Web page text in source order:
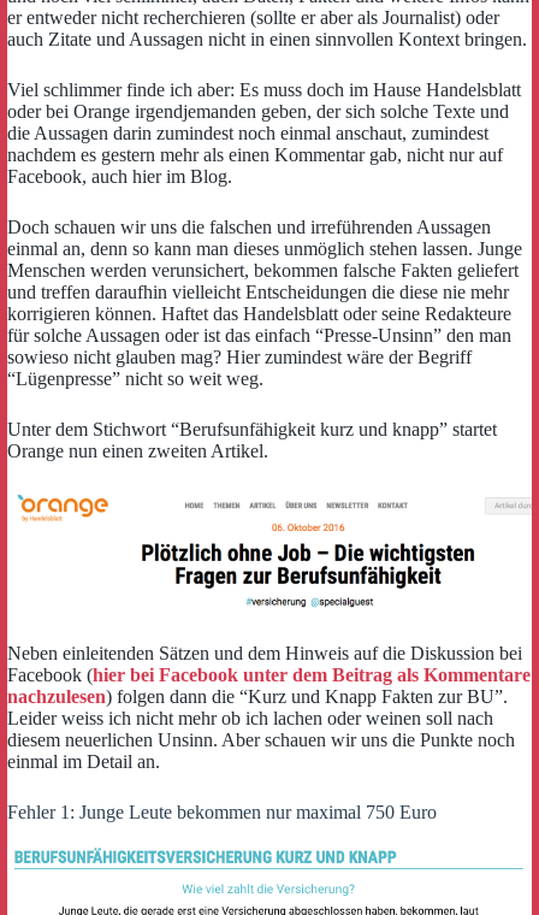
er entweder nicht recherchieren (sollte er aber als Journalist) oder
auch Zitate und Aussagen nicht in einen sinnvollen Kontext bringen.
Viel schlimmer finde ich aber: Es muss doch im Hause Handelsblatt
oder bei Orange irgendjemanden geben, der sich solche Texte und
die Aussagen darin zumindest noch einmal anschaut, zumindest
nachdem es gestern mehr als einen Kommentar gab, nicht nur auf
Facebook, auch hier im Blog.
Doch schauen wir uns die falschen und irreführenden Aussagen
einmal an, denn so kann man dieses unmöglich stehen lassen. Junge
Menschen werden verunsichert, bekommen falsche Fakten geliefert
und treffen daraufhin vielleicht Entscheidungen die diese nie mehr
korrigieren können. Haftet das Handelsblatt oder seine Redakteure
für solche Aussagen oder ist das einfach “Presse-Unsinn” den man
sowieso nicht glauben mag? Hier zumindest wäre der Begriff
“Lügenpresse” nicht so weit weg.
Unter dem Stichwort “Berufsunfähigkeit kurz und knapp” startet
Orange nun einen zweiten Artikel.
Neben einleitenden Sätzen und dem Hinweis auf die Diskussion bei
Facebook (hier bei Facebook unter dem Beitrag als Kommentare
nachzulesen) folgen dann die “Kurz und Knapp Fakten zur BU”.
Leider weiss ich nicht mehr ob ich lachen oder weinen soll nach
diesem neuerlichen Unsinn. Aber schauen wir uns die Punkte noch
einmal im Detail an.
Fehler 1: Junge Leute bekommen nur maximal 750 Euro